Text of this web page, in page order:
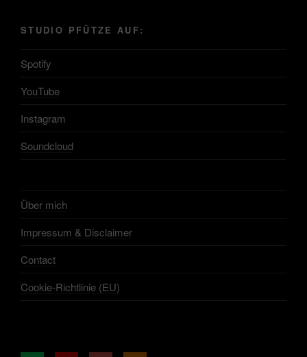
STUDIO PFÜTZE AUF:
Spotify
YouTube
Instagram
Soundcloud
Über mich
Impressum & Disclaimer
Contact
Cookie-Richtlinie (EU)